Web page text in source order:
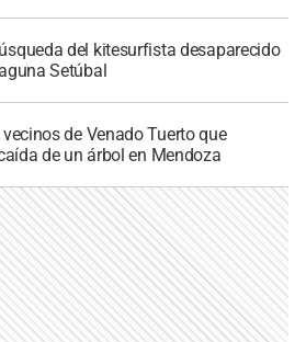
del kitesurfista desaparecido
Setúbal
de Venado Tuerto que
de un árbol en Mendoza